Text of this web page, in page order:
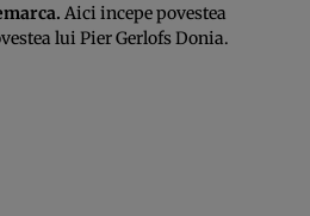
Aici incepe povestea
lui Pier Gerlofs Donia.